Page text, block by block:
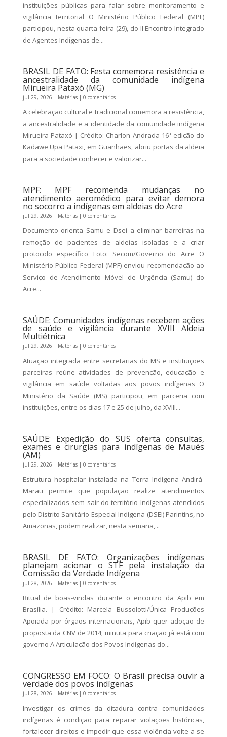
instituições públicas para falar sobre monitoramento e
vigilância territorial O Ministério Público Federal (MPF)
participou, nesta quarta-feira (29), do II Encontro Integrado
de Agentes Indígenas de...
BRASIL DE FATO: Festa comemora resistência e
ancestralidade da comunidade indígena
Mirueira Pataxó (MG)
jul 29, 2026 | Matérias| 0 comentários
A celebração cultural e tradicional comemora a resistência,
a ancestralidade e a identidade da comunidade indígena
Mirueira Pataxó | Crédito: Charlon Andrada 16ª edição do
Kãdawe Upã Pataxi, em Guanhães, abriu portas da aldeia
para a sociedade conhecer e valorizar...
MPF: MPF recomenda mudanças no
atendimento aeromédico para evitar demora
no socorro a indígenas em aldeias do Acre
jul 29, 2026 | Matérias| 0 comentários
Documento orienta Samu e Dsei a eliminar barreiras na
remoção de pacientes de aldeias isoladas e a criar
protocolo específico Foto: Secom/Governo do Acre O
Ministério Público Federal (MPF) enviou recomendação ao
Serviço de Atendimento Móvel de Urgência (Samu) do
Acre...
SAÚDE: Comunidades indígenas recebem ações
de saúde e vigilância durante XVIII Aldeia
Multiétnica
jul 29, 2026 | Matérias| 0 comentários
Atuação integrada entre secretarias do MS e instituições
parceiras reúne atividades de prevenção, educação e
vigilância em saúde voltadas aos povos indígenas O
Ministério da Saúde (MS) participou, em parceria com
instituições, entre os dias 17 e 25 de julho, da XVIII...
SAÚDE: Expedição do SUS oferta consultas,
exames e cirurgias para indígenas de Maués
(AM)
jul 29, 2026 | Matérias| 0 comentários
Estrutura hospitalar instalada na Terra Indígena Andirá-
Marau permite que população realize atendimentos
especializados sem sair do território Indígenas atendidos
pelo Distrito Sanitário Especial Indígena (DSEI) Parintins, no
Amazonas, podem realizar, nesta semana,...
BRASIL DE FATO: Organizações indígenas
planejam acionar o STF pela instalação da
Comissão da Verdade Indígena
jul 28, 2026 | Matérias| 0 comentários
Ritual de boas-vindas durante o encontro da Apib em
Brasília. | Crédito: Marcela Bussolotti/Única Produções
Apoiada por órgãos internacionais, Apib quer adoção de
proposta da CNV de 2014; minuta para criação já está com
governo A Articulação dos Povos Indígenas do...
CONGRESSO EM FOCO: O Brasil precisa ouvir a
verdade dos povos indígenas
jul 28, 2026 | Matérias| 0 comentários
Investigar os crimes da ditadura contra comunidades
indígenas é condição para reparar violações históricas,
fortalecer direitos e impedir que essa violência volte a se